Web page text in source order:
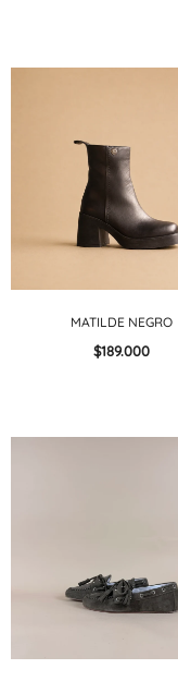
MATILDE NEGRO
$189.000